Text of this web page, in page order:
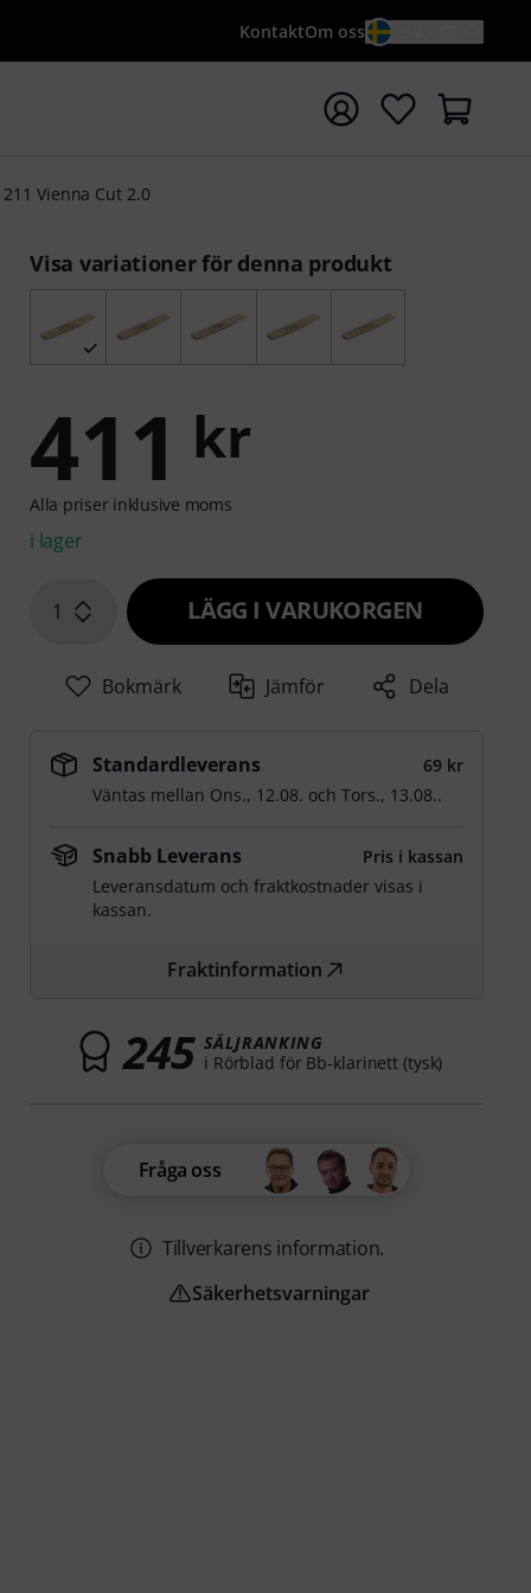
KontaktOm oss
sökningen med söktermen {searchTerm}
211 Vienna Cut 2.0
Visa variationer för denna produkt
411 kr
Alla priser inklusive moms
i lager
1 LÄGG I VARUKORGEN
Bokmärk Jämför Dela
Standardleverans
69 kr
Väntas mellan Ons., 12.08. ochTors., 13.08..
Snabb Leverans
Pris i kassan
Leveransdatum och fraktkostnader visas i
kassan.
Fraktinformation
245 SÄLJRANKING
i Rörblad för Bb-klarinett (tysk)
Fråga oss
Tillverkarens information.
Säkerhetsvarningar